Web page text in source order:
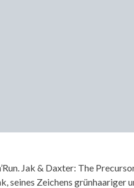
Jak & Daxter: The
seines Zeichens